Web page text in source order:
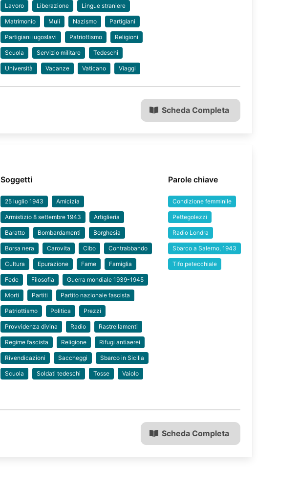
Lavoro Liberazione Lingue straniere
Matrimonio Muli Nazismo Partigiani
Partigiani iugoslavi Patriottismo Religioni
Scuola Servizio militare Tedeschi
Università Vacanze Vaticano Viaggi
Scheda Completa
Soggetti
25 luglio 1943 Amicizia
Armistizio 8 settembre 1943 Artiglieria
Baratto Bombardamenti Borghesia
Borsa nera Carovita Cibo Contrabbando
Cultura Epurazione Fame Famiglia
Fede Filosofia Guerra mondiale 1939-1945
Morti Partiti Partito nazionale fascista
Patriottismo Politica Prezzi
Provvidenza divina Radio Rastrellamenti
Regime fascista Religione Rifugi antiaerei
Rivendicazioni Saccheggi Sbarco in Sicilia
Scuola Soldati tedeschi Tosse Vaiolo
Parole chiave
Condizione femminile
Pettegolezzi
Radio Londra
Sbarco a Salerno, 1943
Tifo petecchiale
Scheda Completa